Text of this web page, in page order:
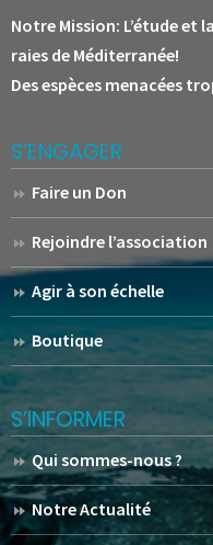
Notre Mission: L’étude et
raies de Méditerranée!
Des espèces menacées
S’ENGAGER
Faire un Don
Rejoindre l’association
Agir à son échelle
Boutique
S’INFORMER
Qui sommes-nous ?
Notre Actualité